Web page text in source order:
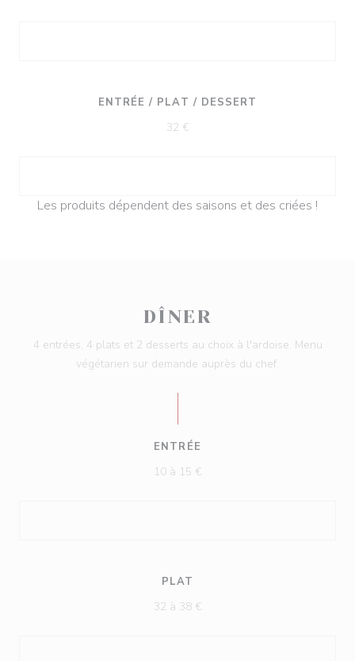
ENTRÉE / PLAT / DESSERT
32 €
Les produits dépendent des saisons et des criées !
DÎNER
4 entrées, 4 plats et 2 desserts au choix à l'ardoise. Menu
végétarien sur demande auprès du chef.
ENTRÉE
10 à 15 €
PLAT
32 à 38 €